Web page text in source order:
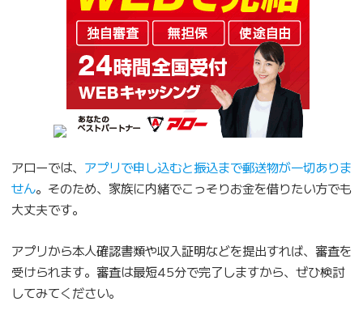
アローでは、 アプリで申し込むと振込まで郵送物が一切ありま
せん。そのため、家族に内緒でこっそりお金を借りたい方でも
大丈夫です。
アプリから本人確認書類や収入証明などを提出すれば、審査を
受けられます。審査は最短45分で完了しますから、ぜひ検討
してみてください。